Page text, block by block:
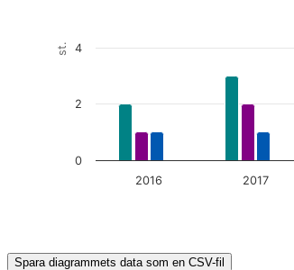
st.
2016 2017
0
2
4
Spara diagrammets data som en CSV-fil